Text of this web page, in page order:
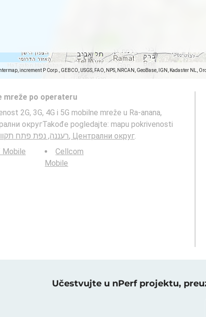
increment P Corp., GEBCO, USGS, FAO, NPS, NRCAN, GeoBase, IGN, Kadaster
mreže po operateru
2G, 3G, 4G i 5G mobilne mreže u Ra-anana,
Ra-anana, רעננה, נפת פתח תקווה, Централни округ.
Mobile
Cellcom
Mobile
Učestvujte u nPerf projektu,